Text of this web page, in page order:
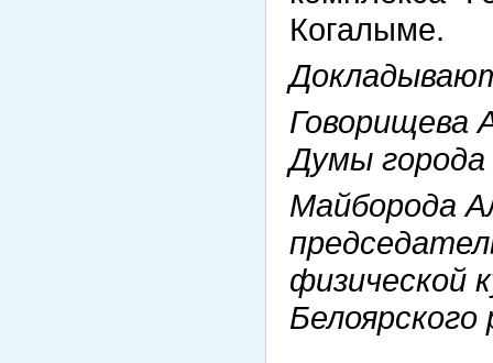
Когалыме.
Говорищева
Думы
Майборода
физической
Белоярского